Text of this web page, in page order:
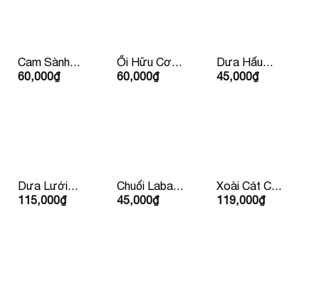
Cam Sành
Hữu Cơ Đức
60,000₫
Ổi Hữu Cơ
Ruột Trắng
60,000₫
Dưa Hấu
Không Hạt
45,000₫
Dưa Lưới
Vàng Huỳnh
115,000₫
Chuối Laba
Đà lạt
45,000₫
Xoài Cát Chu
Vàng
119,000₫